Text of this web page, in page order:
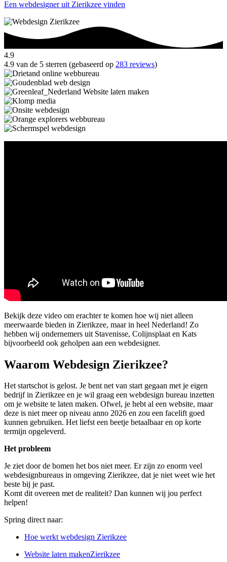
Een webdesigner uit Zierikzee vinden
4.9
4.9 van de 5 sterren (gebaseerd op 283 reviews)
Bekijk deze video om erachter te komen hoe wij niet alleen
meerwaarde bieden in Zierikzee, maar in heel Nederland! Zo
hebben wij ondernemers uit Stavenisse, Colijnsplaat en Kats
bijvoorbeeld ook geholpen aan een webdesigner.
Waarom Webdesign Zierikzee?
Het startschot is gelost. Je bent net van start gegaan met je eigen
bedrijf in Zierikzee en je wil graag een webdesign bureau inzetten
om je website te laten maken. Ofwel, je hebt al een website, maar
deze is niet meer op niveau anno 2026 en zou een facelift goed
kunnen gebruiken. Het liefst een beetje betaalbaar en op korte
termijn opgeleverd.
Het probleem
Je ziet door de bomen het bos niet meer. Er zijn zo enorm veel
webdesignbureaus in omgeving Zierikzee, dat je niet weet wie het
beste bij je past.
Komt dit overeen met de realiteit? Dan kunnen wij jou perfect
helpen!
Spring direct naar:
Hoe werkt webdesign Zierikzee
Website laten makenZierikzee